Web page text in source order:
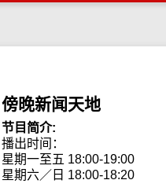
傍晚新闻天地
节目简介:
播出时间：
星期一至五 18:00-19:00
星期六／日 18:00-18:20